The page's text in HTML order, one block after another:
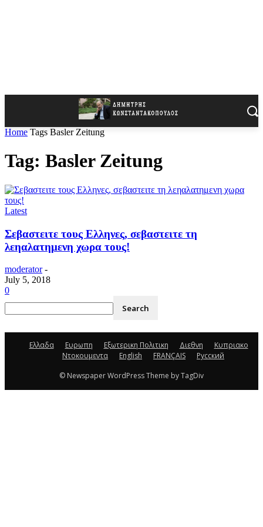
Home Tags Basler Zeitung
Tag: Basler Zeitung
Latest
Σεβαστειτε τους Ελληνες, σεβαστειτε τη
λεηαλατημενη χωρα τους!
moderator -
July 5, 2018
0
Ελλαδα Ευρωπη Εξωτερικη Πολιτικη Διεθνη
Κυπριακο
Ντοκουμεντα
English FRANÇAIS
Русский
© Newspaper WordPress Theme by TagDiv